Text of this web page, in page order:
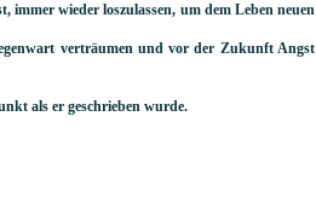
immer wieder loszulassen, um dem Leben neuen
verträumen und vor der Zukunft Angst
als er geschrieben wurde.